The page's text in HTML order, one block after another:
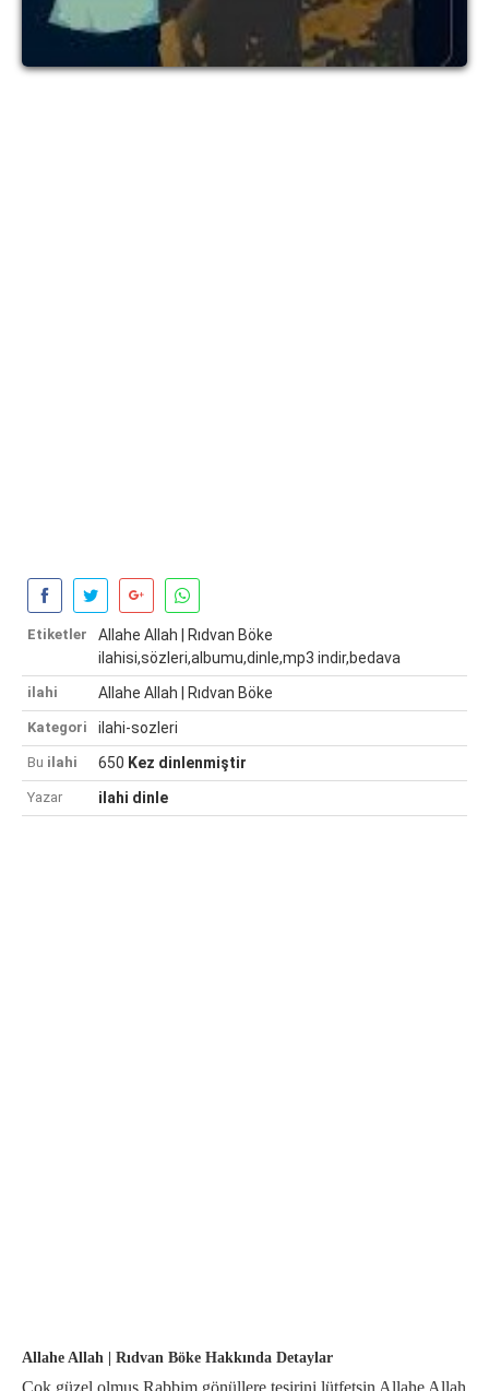
Etiketler
Allahe Allah | Rıdvan Böke
ilahisi,sözleri,albumu,dinle,mp3 indir,bedava
ilahi Allahe Allah | Rıdvan Böke
Kategori ilahi-sozleri
Bu ilahi 650 Kez dinlenmiştir
Yazar ilahi dinle
Allahe Allah | Rıdvan Böke Hakkında Detaylar
Çok güzel olmuş Rabbim gönüllere tesirini lütfetsin Allahe Allah